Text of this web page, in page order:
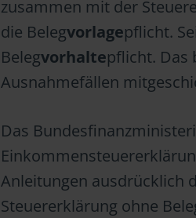
zusammen mit der
die Belegvorlagepflicht.
Belegvorhaltepflicht. Das
Ausnahmefällen
Das
Anleitungen ausdrücklich
Steuererklärung ohne